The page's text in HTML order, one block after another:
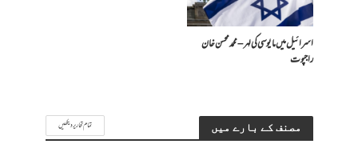
اسرائیل میں مایوسی کی لہر – محمد محسن خان
راجپوت
مصنف کے بارے میں تمام تحاریر دیکھیں